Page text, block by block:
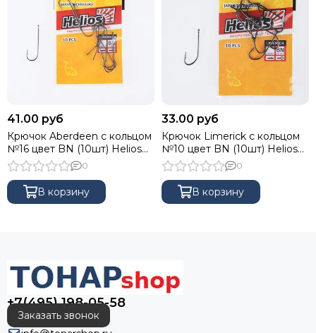
41.00 руб
Крючок Aberdeen с кольцом
№16 цвет BN (10шт) Helios
(HS-AB-BN-9968-16)
0
В корзину
33.00 руб
Крючок Limerick с кольцом
№10 цвет BN (10шт) Helios
(HS-LIM-BN-9980-10)
0
В корзину
+7(495) 198-05-58
Заказать звонок